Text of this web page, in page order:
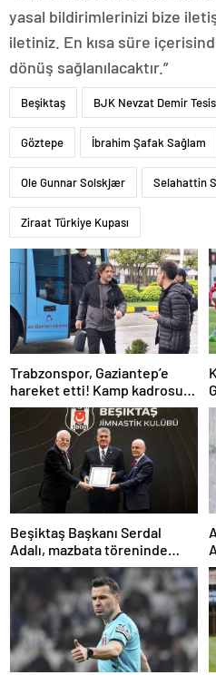
yasal bildirimlerinizi bize
iletiniz. En kısa süre
dönüş sağlanılacaktır.”
Beşiktaş BJK Nevzat Demir
Göztepe İbrahim Şafak Sağlam
Ole Gunnar Solskjær Selahattin
Ziraat Türkiye Kupası
Trabzonspor, Gaziantep’e
hareket etti! Kamp kadrosu
açıklandı…
Beşiktaş Başkanı Serdal
Adalı, mazbata töreninde
konuştu: Gün istikrar